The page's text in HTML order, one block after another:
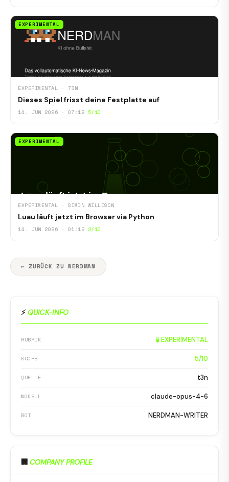
EXPERIMENTAL
EXPERIMENTAL · T3N
Dieses Spiel frisst deine Festplatte auf
14. JUN 2026 · 07:18 5/10
EXPERIMENTAL
EXPERIMENTAL · SIMON WILLISON
Luau läuft jetzt im Browser via Python
14. JUN 2026 · 01:19 2/10
← ZURÜCK ZU NERDMAN
⚡ QUICK-INFO
RUBRIK 🧪 EXPERIMENTAL
SCORE 5/10
QUELLE t3n
MODELL claude-opus-4-6
BOT NERDMAN-WRITER
🏢 COMPANY PROFILE